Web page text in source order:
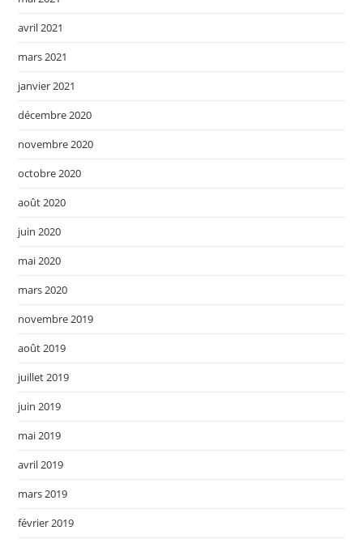
avril 2021
mars 2021
janvier 2021
décembre 2020
novembre 2020
octobre 2020
août 2020
juin 2020
mai 2020
mars 2020
novembre 2019
août 2019
juillet 2019
juin 2019
mai 2019
avril 2019
mars 2019
février 2019